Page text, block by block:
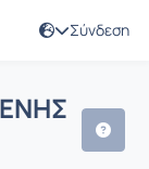
Σύνδεση